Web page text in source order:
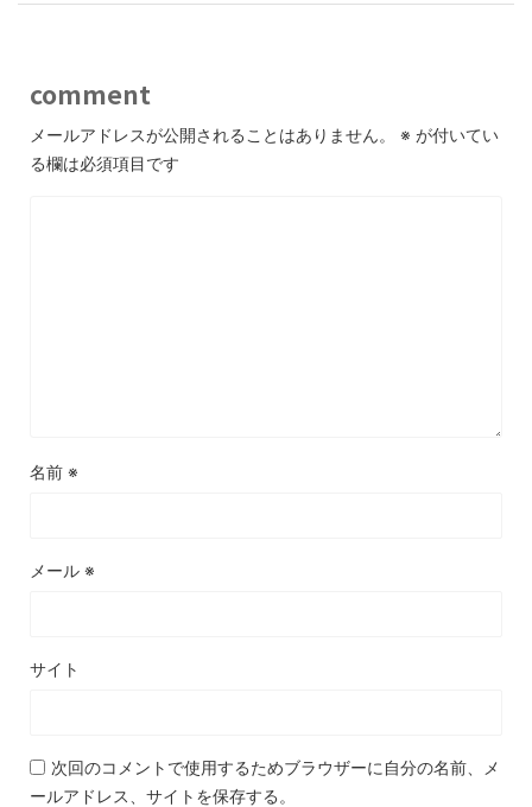
comment
メールアドレスが公開されることはありません。 ※ が付いてい
る欄は必須項目です
名前 ※
メール ※
サイト
次回のコメントで使用するためブラウザーに自分の名前、メ
ールアドレス、サイトを保存する。